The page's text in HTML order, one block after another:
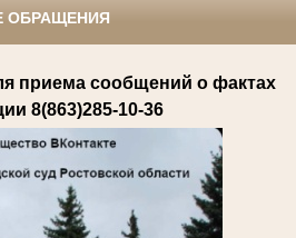
ОБРАЩЕНИЯ
приема сообщений о фактах
8(863)285-10-36